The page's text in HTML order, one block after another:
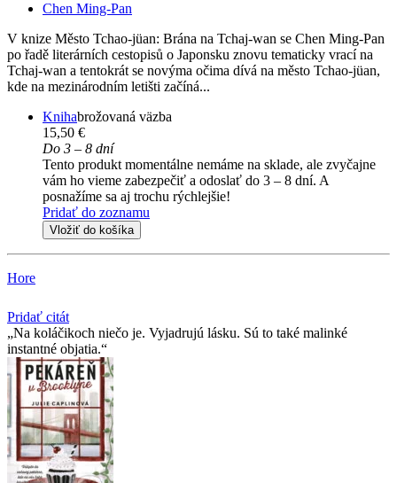
Chen Ming-Pan
V knize Město Tchao-jüan: Brána na Tchaj-wan se Chen Ming-Pan
po řadě literárních cestopisů o Japonsku znovu tematicky vrací na
Tchaj-wan a tentokrát se novýma očima dívá na město Tchao-jüan,
kde na mezinárodním letišti začíná...
Knihabrožovaná väzba
15,50 €
Do 3 – 8 dní
Tento produkt momentálne nemáme na sklade, ale zvyčajne
vám ho vieme zabezpečiť a odoslať do 3 – 8 dní. A
posnažíme sa aj trochu rýchlejšie!
Pridať do zoznamu
Vložiť do košíka
Hore
Pridať citát
Na koláčikoch niečo je. Vyjadrujú lásku. Sú to také malinké
instantné objatia.